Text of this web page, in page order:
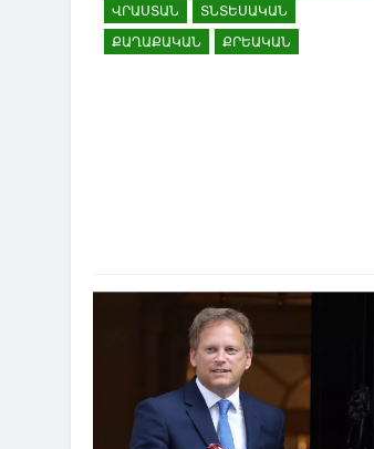
ՎՐԱՍՏԱՆ
ՏՆՏԵՍԱԿԱՆ
ՔԱՂԱՔԱԿԱՆ
ՔՐԵԱԿԱՆ